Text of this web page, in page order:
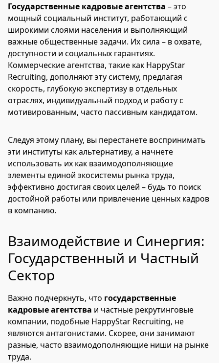
Государственные кадровые агентства – это
мощный социальный институт, работающий с
широкими слоями населения и выполняющий
важные общественные задачи. Их сила – в охвате,
доступности и социальных гарантиях.
Коммерческие агентства, такие как HappyStar
Recruiting, дополняют эту систему, предлагая
скорость, глубокую экспертизу в отдельных
отраслях, индивидуальный подход и работу с
мотивированным, часто пассивным кандидатом.
Следуя этому плану, вы перестанете воспринимать
эти институты как альтернативу, а начнете
использовать их как взаимодополняющие
элементы единой экосистемы рынка труда,
эффективно достигая своих целей – будь то поиск
достойной работы или привлечение ценных кадров
в компанию.
Взаимодействие и Синергия:
Государственный и Частный
Сектор
Важно подчеркнуть, что государственные
кадровые агентства и частные рекрутинговые
компании, подобные HappyStar Recruiting, не
являются антагонистами. Скорее, они занимают
разные, часто взаимодополняющие ниши на рынке
труда.